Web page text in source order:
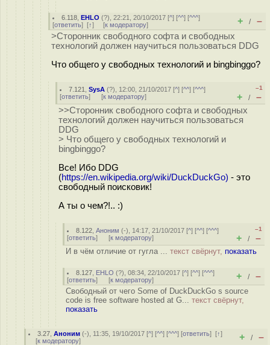
6.118 ,EHLO (?), 22:21, 20/10/2017 [^] [^^] [^^^]
[ответить] [↑] [к модератору] + / –
>Сторонник свободного софта и свободных
технологий должен научиться пользоваться DDG
Что общего у свободных технологий и bingbinggo?
7.121 ,SysA (?), 12:00, 21/10/2017 [^] [^^] [^^^]
[ответить] [к модератору]
–1
+ / –
>>Сторонник свободного софта и свободных
технологий должен научиться пользоваться
DDG
> Что общего у свободных технологий и
bingbinggo?
Все! Ибо DDG
(https://en.wikipedia.org/wiki/DuckDuckGo) - это
свободный поисковик!
А ты о чем?!.. :)
8.122 ,Аноним (-), 14:17, 21/10/2017 [^] [^^] [^^^]
[ответить] [к модератору]
–1
+ / –
И в чём отличие от гугла ... текст свёрнут, показать
8.127 EHLO (?), 08:34, 22/10/2017 [^] [^^] [^^^]
[ответить] [к модератору] + / –
Свободный от чего Some of DuckDuckGo s source
code is free software hosted at G... текст свёрнут,
показать
3.27 ,Аноним (-), 11:35, 19/10/2017 [^] [^^] [^^^] [ответить][↑]
[к модератору] + / –